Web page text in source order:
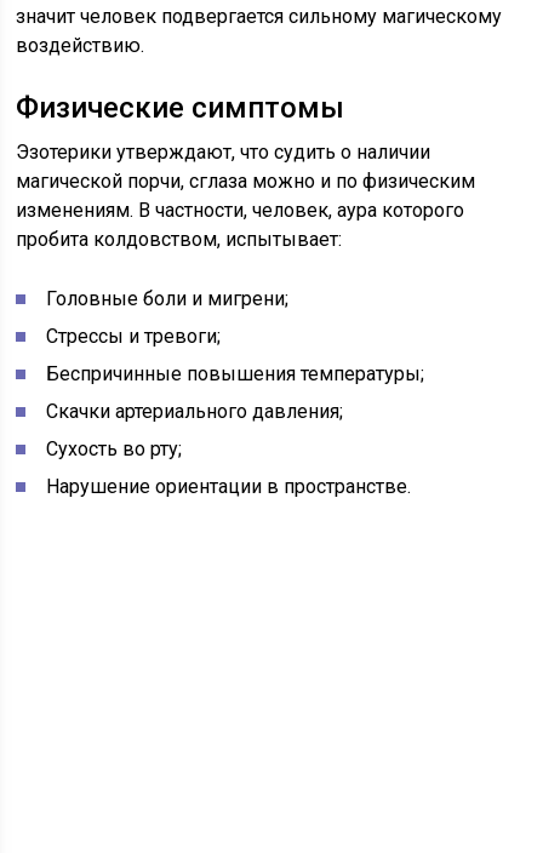
значит человек подвергается сильному магическому
воздействию.
Физические симптомы
Эзотерики утверждают, что судить о наличии
магической порчи, сглаза можно и по физическим
изменениям. В частности, человек, аура которого
пробита колдовством, испытывает:
Головные боли и мигрени;
Стрессы и тревоги;
Беспричинные повышения температуры;
Скачки артериального давления;
Сухость во рту;
Нарушение ориентации в пространстве.